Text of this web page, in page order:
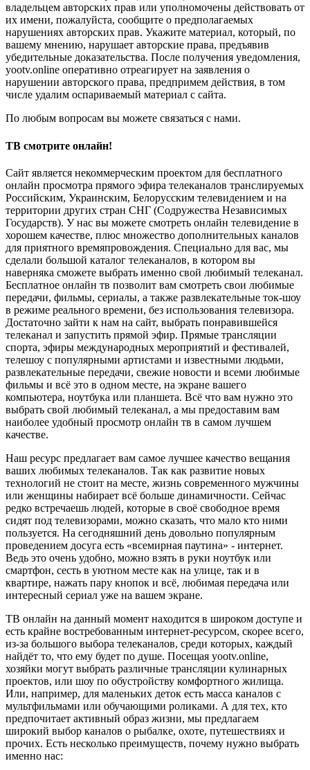
владельцем авторских прав или уполномочены действовать от
их имени, пожалуйста, сообщите о предполагаемых
нарушениях авторских прав. Укажите материал, который, по
вашему мнению, нарушает авторские права, предъявив
убедительные доказательства. После получения уведомления,
yootv.online оперативно отреагирует на заявления о
нарушении авторского права, предпримем действия, в том
числе удалим оспариваемый материал с сайта.
По любым вопросам вы можете связаться с нами.
ТВ смотрите онлайн!
Сайт является некоммерческим проектом для бесплатного
онлайн просмотра прямого эфира телеканалов транслируемых
Российским, Украинским, Белорусским телевидением и на
территории других стран СНГ (Содружества Независимых
Государств). У нас вы можете смотреть онлайн телевидение в
хорошем качестве, плюс множество дополнительных каналов
для приятного времяпровождения. Специально для вас, мы
сделали большой каталог телеканалов, в котором вы
наверняка сможете выбрать именно свой любимый телеканал.
Бесплатное онлайн тв позволит вам смотреть свои любимые
передачи, фильмы, сериалы, а также развлекательные ток-шоу
в режиме реального времени, без использования телевизора.
Достаточно зайти к нам на сайт, выбрать понравившейся
телеканал и запустить прямой эфир. Прямые трансляции
спорта, эфиры международных мероприятий и фестивалей,
телешоу с популярными артистами и известными людьми,
развлекательные передачи, свежие новости и всеми любимые
фильмы и всё это в одном месте, на экране вашего
компьютера, ноутбука или планшета. Всё что вам нужно это
выбрать свой любимый телеканал, а мы предоставим вам
наиболее удобный просмотр онлайн тв в самом лучшем
качестве.
Наш ресурс предлагает вам самое лучшее качество вещания
ваших любимых телеканалов. Так как развитие новых
технологий не стоит на месте, жизнь современного мужчины
или женщины набирает всё больше динамичности. Сейчас
редко встречаешь людей, которые в своё свободное время
сидят под телевизорами, можно сказать, что мало кто ними
пользуется. На сегодняшний день довольно популярным
проведением досуга есть «всемирная паутина» - интернет.
Ведь это очень удобно, можно взять в руки ноутбук или
смартфон, сесть в уютном месте как на улице, так и в
квартире, нажать пару кнопок и всё, любимая передача или
интересный сериал уже на вашем экране.
ТВ онлайн на данный момент находится в широком доступе и
есть крайне востребованным интернет-ресурсом, скорее всего,
из-за большого выбора телеканалов, среди которых, каждый
найдёт то, что ему будет по душе. Посещая yootv.online,
хозяйки могут выбрать различные трансляции кулинарных
проектов, или шоу по обустройству комфортного жилища.
Или, например, для маленьких деток есть масса каналов с
мультфильмами или обучающими роликами. А для тех, кто
предпочитает активный образ жизни, мы предлагаем
широкий выбор каналов о рыбалке, охоте, путешествиях и
прочих. Есть несколько преимуществ, почему нужно выбрать
именно нас: